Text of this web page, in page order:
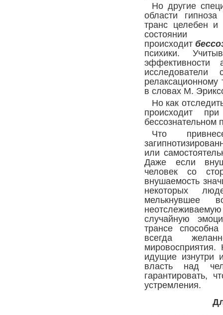
Но другие
области
транс целебен
состоянии
происходит
психики.
эффективности
исследователи
релаксационному
в словах М.
Но как
происходит
бессознательном
Что
или
Даже если
человек со
внушаемость
некоторых
мелькнувшее
случайную
трансе
всегда
идущие изнутри
власть над
гарантировать,
устремления.